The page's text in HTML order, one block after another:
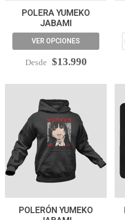
POLERA YUMEKO
JABAMI
VER OPCIONES
Desde $13.990
POLERÓN YUMEKO